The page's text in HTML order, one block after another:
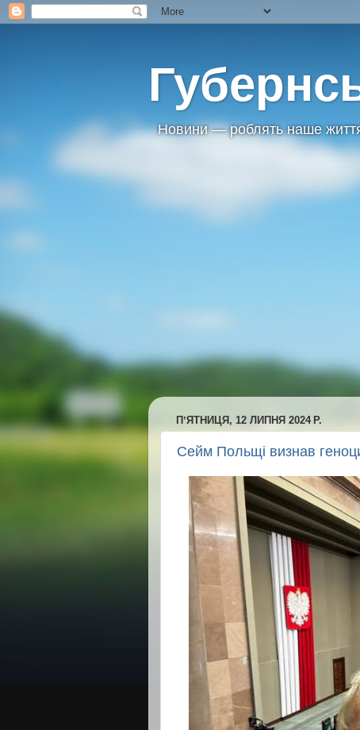
Новини — роблять наше
ПʼЯТНИЦЯ, 12 ЛИПНЯ 2024 Р.
Сейм Польщі визнав